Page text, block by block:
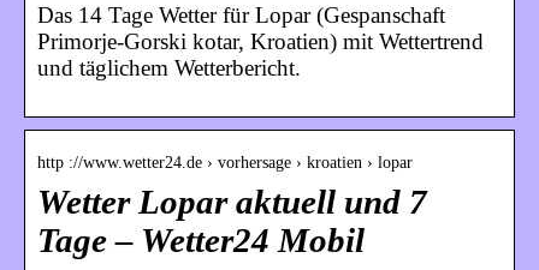
Das 14 Tage Wetter für Lopar (Gespanschaft
Primorje-Gorski kotar, Kroatien) mit Wettertrend
und täglichem Wetterbericht.
http ://www.wetter24.de › vorhersage › kroatien › lopar
Wetter Lopar aktuell und 7
Tage – Wetter24 Mobil